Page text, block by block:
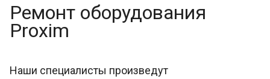
Ремонт оборудования
Proxim
Наши специалисты произведут